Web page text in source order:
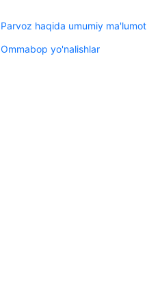
Parvoz haqida umumiy ma'lumot
Ommabop yo'nalishlar